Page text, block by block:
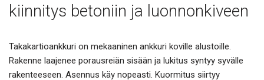
kiinnitys betoniin ja luonnonkiveen
Takakartioankkuri on mekaaninen ankkuri koville alustoille.
Rakenne laajenee porausreiän sisään ja lukitus syntyy syvälle
rakenteeseen. Asennus käy nopeasti. Kuormitus siirtyy